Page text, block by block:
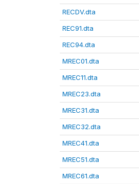
RECDV.dta
REC91.dta
REC94.dta
MREC01.dta
MREC11.dta
MREC23.dta
MREC31.dta
MREC32.dta
MREC41.dta
MREC51.dta
MREC61.dta